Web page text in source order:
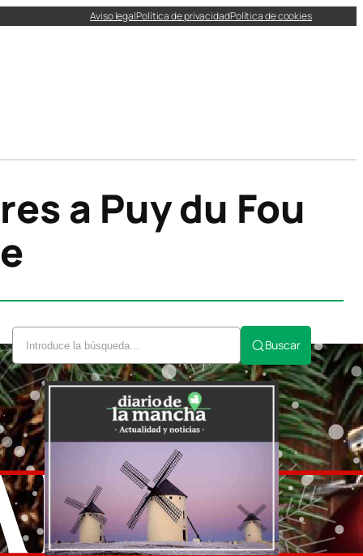
Aviso legalPolítica de privacidadPolítica de cookies
a Puy du Fou
Buscar